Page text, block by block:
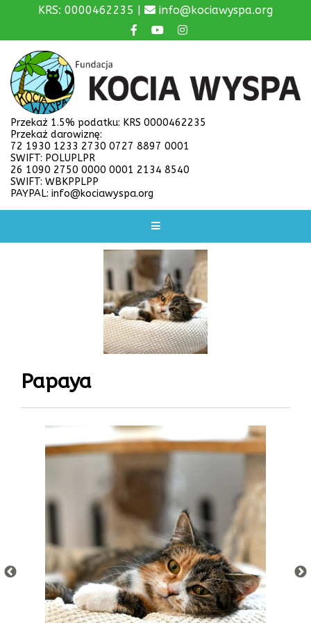
KRS: 0000462235 | info@kociawyspa.org
Przekaż 1.5% podatku: KRS 0000462235
Przekaż darowiznę:
72 1930 1233 2730 0727 8897 0001
SWIFT: POLUPLPR
26 1090 2750 0000 0001 2134 8540
SWIFT: WBKPPLPP
PAYPAL: info@kociawyspa.org
Papaya